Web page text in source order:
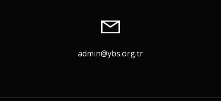
admin@ybs.org.tr